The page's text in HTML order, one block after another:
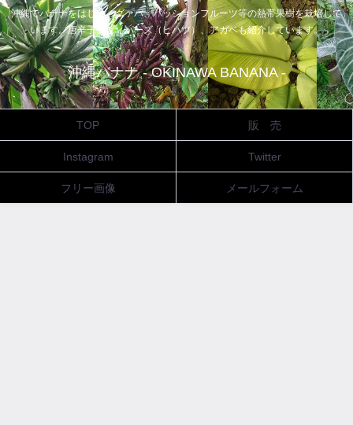
沖縄でバナナをはじめ、グァバ、パッションフルーツ等の熱帯果樹を栽培して
います。唐辛子、ピィパーズ（ヒハツ）、アガベも紹介しています。
沖縄バナナ - OKINAWA BANANA -
TOP 販 売
Instagram Twitter
フリー画像 メールフォーム